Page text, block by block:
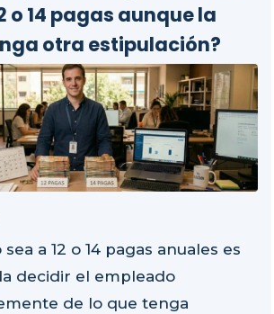
o 14 pagas aunque la
otra estipulación?
a 12 o 14 pagas anuales es
decidir el empleado
de lo que tenga